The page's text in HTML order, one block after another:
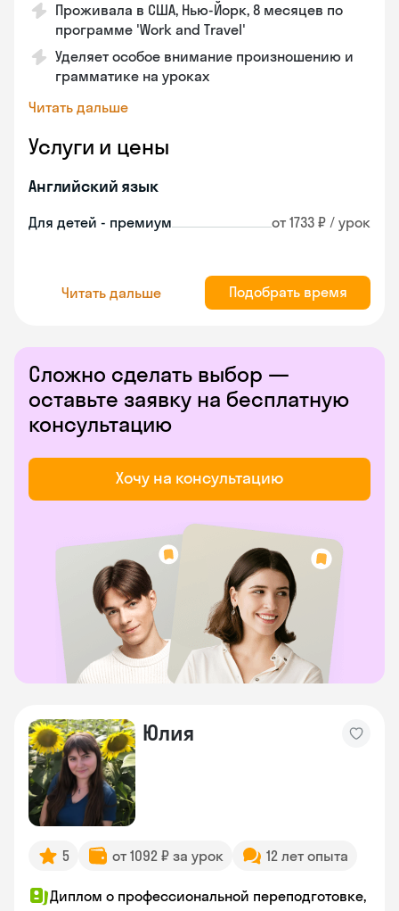
Проживала в США, Нью-Йорк, 8 месяцев по
программе 'Work and Travel'
Уделяет особое внимание произношению и
грамматике на уроках
Читать дальше
Услуги и цены
Английский язык
Для детей - премиум от 1733 ₽ / урок
Читать дальше Подобрать время
Сложно сделать выбор —
оставьте заявку на бесплатную
консультацию
Хочу на консультацию
Юлия
5 от 1092 ₽ за урок 12 лет опыта
Диплом о профессиональной переподготовке,